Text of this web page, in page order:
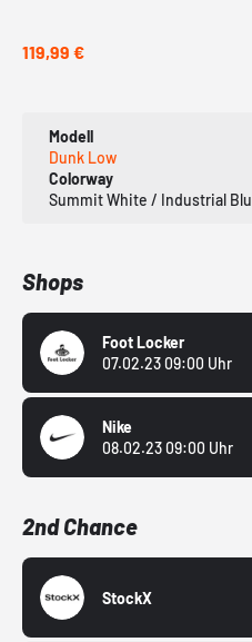
119,99 €
Modell
Dunk Low
Colorway
Summit White / Industrial
Shops
Foot Locker
07.02.23 09:00 Uhr
Nike
08.02.23 09:00 Uhr
2nd Chance
StockX